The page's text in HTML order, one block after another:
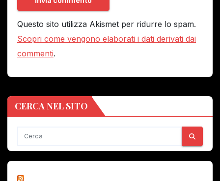
Questo sito utilizza Akismet per ridurre lo spam.
Scopri come vengono elaborati i dati derivati dai
commenti.
CERCA NEL SITO